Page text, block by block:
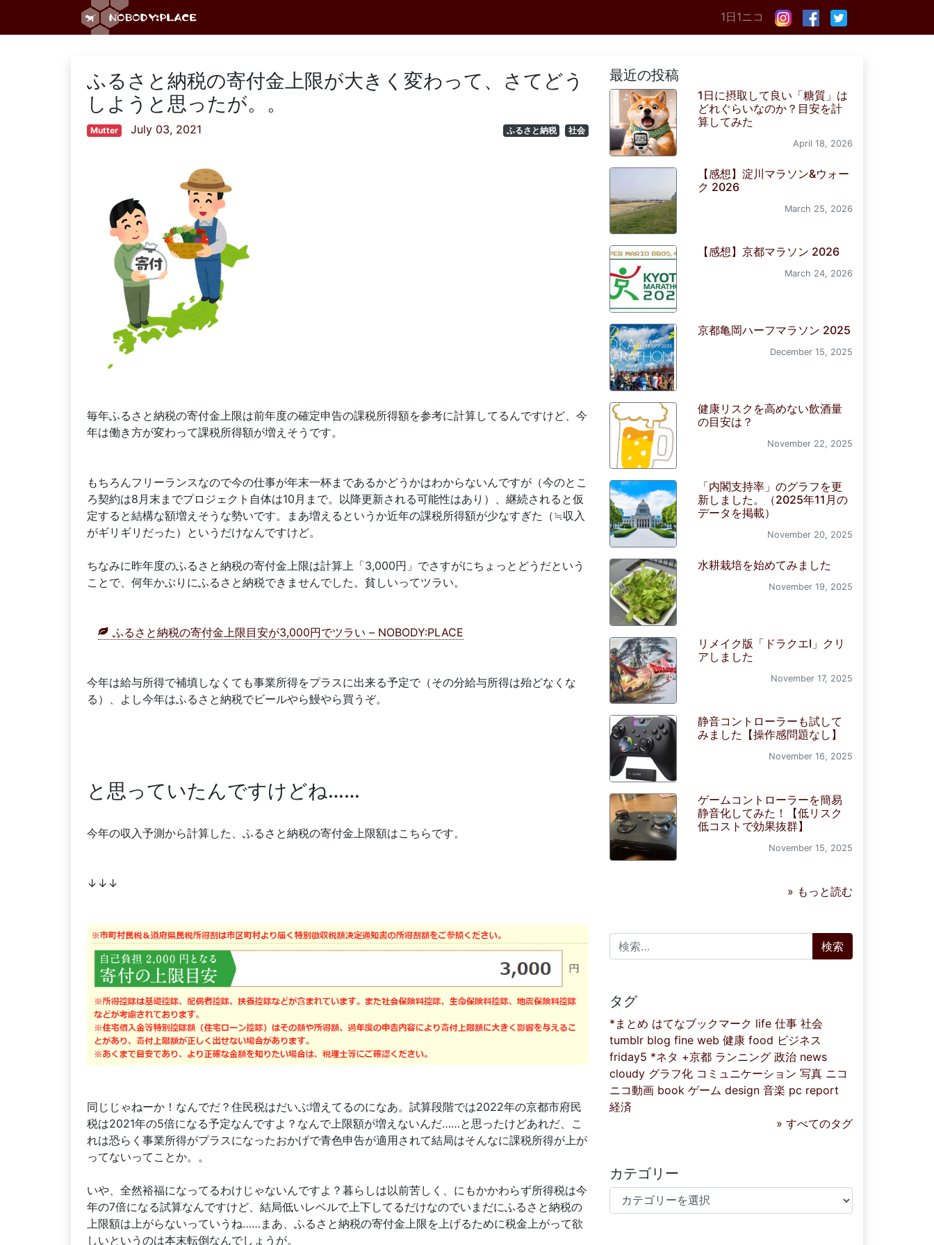
1日1ニコ
ふるさと納税の寄付金上限が大きく変わって、さてどう
しようと思ったが。。
Mutter July 03, 2021 ふるさと納税 社会
毎年ふるさと納税の寄付金上限は前年度の確定申告の課税所得額を参考に計算してるんですけど、今
年は働き方が変わって課税所得額が増えそうです。
もちろんフリーランスなので今の仕事が年末一杯まであるかどうかはわからないんですが（今のとこ
ろ契約は8月末までプロジェクト自体は10月まで。以降更新される可能性はあり）、継続されると仮
定すると結構な額増えそうな勢いです。まあ増えるというか近年の課税所得額が少なすぎた（≒収入
がギリギリだった）というだけなんですけど。
ちなみに昨年度のふるさと納税の寄付金上限は計算上「3,000円」でさすがにちょっとどうだという
ことで、何年かぶりにふるさと納税できませんでした。貧しいってツラい。
ふるさと納税の寄付金上限目安が3,000円でツラい – NOBODY:PLACE
今年は給与所得で補填しなくても事業所得をプラスに出来る予定で（その分給与所得は殆どなくな
る）、よし今年はふるさと納税でビールやら鰻やら買うぞ。
と思っていたんですけどね……
今年の収入予測から計算した、ふるさと納税の寄付金上限額はこちらです。
↓↓↓
同じじゃねーか！なんでだ？住民税はだいぶ増えてるのになあ。試算段階では2022年の京都市府民
税は2021年の5倍になる予定なんですよ？なんで上限額が増えないんだ……と思ったけどあれだ、こ
れは恐らく事業所得がプラスになったおかげで青色申告が適用されて結局はそんなに課税所得が上が
ってないってことか。。
いや、全然裕福になってるわけじゃないんですよ？暮らしは以前苦しく、にもかかわらず所得税は今
年の7倍になる試算なんですけど、結局低いレベルで上下してるだけなのでいまだにふるさと納税の
上限額は上がらないっていうね……まあ、ふるさと納税の寄付金上限を上げるために税金上がって欲
しいというのは本末転倒なんでしょうが。
最近の投稿
1日に摂取して良い「糖質」は
どれぐらいなのか？目安を計
算してみた
April 18, 2026
【感想】淀川マラソン&ウォー
ク 2026
March 25, 2026
【感想】京都マラソン 2026
March 24, 2026
京都亀岡ハーフマラソン 2025
December 15, 2025
健康リスクを高めない飲酒量
の目安は？
November 22, 2025
「内閣支持率」のグラフを更
新しました。（2025年11月の
データを掲載）
November 20, 2025
水耕栽培を始めてみました
November 19, 2025
リメイク版「ドラクエI」クリ
アしました
November 17, 2025
静音コントローラーも試して
みました【操作感問題なし】
November 16, 2025
ゲームコントローラーを簡易
静音化してみた！【低リスク
低コストで効果抜群】
November 15, 2025
» もっと読む
検索:
タグ
*まとめ はてなブックマーク life 仕事 社会
tumblr blog fine web 健康 food ビジネス
friday5 *ネタ +京都 ランニング 政治 news
cloudy グラフ化 コミュニケーション 写真 ニコ
ニコ動画 book ゲーム design 音楽 pc report
経済
» すべてのタグ
カテゴリー
カテゴリー